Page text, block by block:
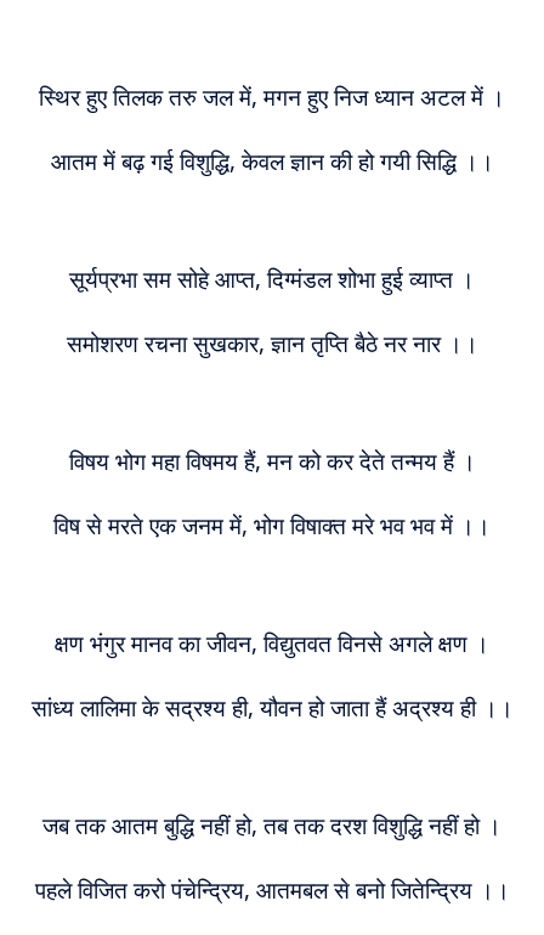
स्थिर हुए तिलक तरु जल में, मगन हुए निज ध्यान अटल में ।
आतम में बढ़ गई विशुद्धि, केवल ज्ञान की हो गयी सिद्धि ।।
सूर्यप्रभा सम सोहे आप्त, दिग्मंडल शोभा हुई व्याप्त ।
समोशरण रचना सुखकार, ज्ञान तृप्ति बैठे नर नार ।।
विषय भोग महा विषमय हैं, मन को कर देते तन्मय हैं ।
विष से मरते एक जनम में, भोग विषाक्त मरे भव भव में ।।
क्षण भंगुर मानव का जीवन, विद्युतवत विनसे अगले क्षण ।
सांध्य लालिमा के सद्रश्य ही, यौवन हो जाता हैं अद्रश्य ही ।।
जब तक आतम बुद्धि नहीं हो, तब तक दरश विशुद्धि नहीं हो ।
पहले विजित करो पंचेन्द्रिय, आतमबल से बनो जितेन्द्रिय ।।